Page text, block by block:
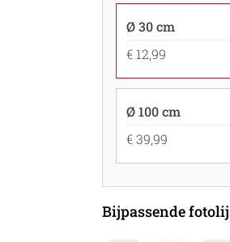
Ø 30 cm
€ 12,99
Ø 100 cm
€ 39,99
Bijpassende